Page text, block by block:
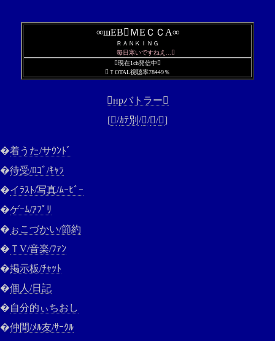
∞шEBＭEＣＣA∞
ＲＡＮＫＩＮＧ
毎日寒いですねえ...
現在1ch発信中
ＴOTAL視聴率78449％
нрバトラー
[/ｶﾃ別 ///]
�着うた/サｳﾝﾄﾞ
�待受/ﾛｺﾞ/ｷｬﾗ
�イﾗｽﾄ/写真/ﾑｰﾋﾞｰ
�ゲｰﾑ/ｱﾌﾟﾘ
� ぉこづかい/節約
� ＴV/音楽/ﾌｧﾝ
�掲示板/ﾁｬｯﾄ
�個人/日記
�自分的ぃちおし
�仲間/ﾒﾙ友/ｻｰｸﾙ